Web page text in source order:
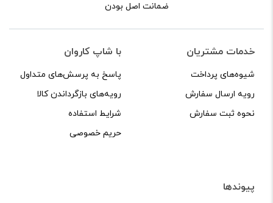
از ارسال لینک‌های سایت‌های دیگر و ارایه‌ی اطلاعات شخصی
خودتان مثل شماره تماس، ایمیل و آی‌دی شبکه‌های اجتماعی
پرهیز کنید.
در نظر داشته باشید هدف نهایی از ارائه‌ی نظر درباره‌ی کالا
ارائه‌ی اطلاعات مشخص و دقیق برای راهنمایی سایر کاربران در
ضمانت اصل بودن
خدمات مشتریان
شیوه‌های پرداخت
رویه ارسال سفارش
نحوه ثبت سفارش
با شاپ کاروان
پاسخ به پرسش‌های متداول
رویه‌های بازگرداندن کالا
شرایط استفاده
حریم خصوصی
پیوندها